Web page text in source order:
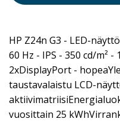
HP Z24n G3 - LED-
60 Hz - IPS - 350 cd/m² -
2xDisplayPort -
taustavalaistu LCD-
vuosittain 25